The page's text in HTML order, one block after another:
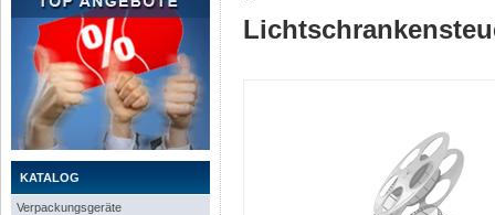
KATALOG
Verpackungsgeräte